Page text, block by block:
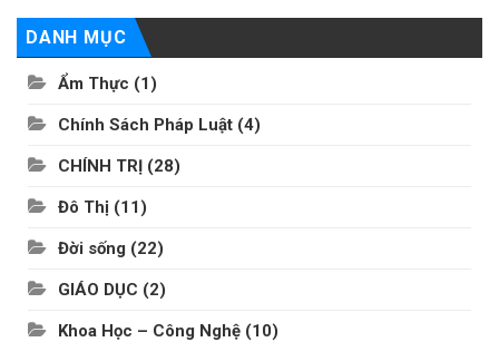
DANH MỤC
Ẩm Thực (1)
Chính Sách Pháp Luật (4)
CHÍNH TRỊ (28)
Đô Thị (11)
Đời sống (22)
GIÁO DỤC (2)
Khoa Học – Công Nghệ (10)